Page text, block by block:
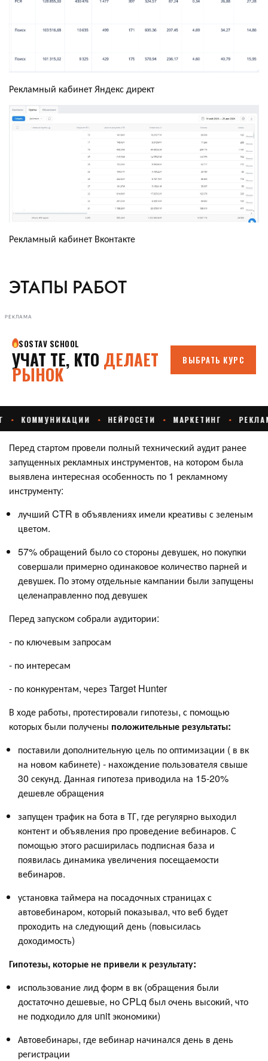
Рекламный кабинет Яндекс директ
Рекламный кабинет Вконтакте
ЭТАПЫ РАБОТ
РЕКЛАМА
Перед стартом провели полный технический аудит ранее
запущенных рекламных инструментов, на котором была
выявлена интересная особенность по 1 рекламному
инструменту:
лучший CTR в объявлениях имели креативы с зеленым
цветом.
57% обращений было со стороны девушек, но покупки
совершали примерно одинаковое количество парней и
девушек. По этому отдельные кампании были запущены
целенаправленно под девушек
Перед запуском собрали аудитории:
- по ключевым запросам
- по интересам
- по конкурентам, через Target Hunter
В ходе работы, протестировали гипотезы, с помощью
которых были получены положительные результаты:
поставили дополнительную цель по оптимизации ( в вк
на новом кабинете) - нахождение пользователя свыше
30 секунд. Данная гипотеза приводила на 15-20%
дешевле обращения
запущен трафик на бота в ТГ, где регулярно выходил
контент и объявления про проведение вебинаров. С
помощью этого расширилась подписная база и
появилась динамика увеличения посещаемости
вебинаров.
установка таймера на посадочных страницах с
автовебинаром, который показывал, что веб будет
проходить на следующий день (повысилась
доходимость)
Гипотезы, которые не привели к результату:
использование лид форм в вк (обращения были
достаточно дешевые, но CPLq был очень высокий, что
не подходило для unit экономики)
Автовебинары, где вебинар начинался день в день
регистрации